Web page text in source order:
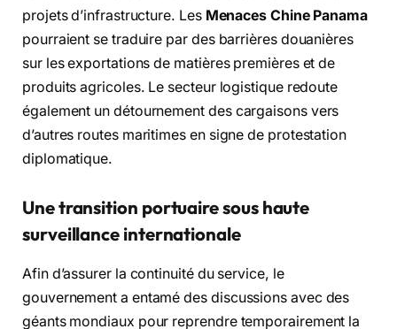
projets d’infrastructure. Les Menaces Chine Panama
pourraient se traduire par des barrières douanières
sur les exportations de matières premières et de
produits agricoles. Le secteur logistique redoute
également un détournement des cargaisons vers
d’autres routes maritimes en signe de protestation
diplomatique.
Une transition portuaire sous haute
surveillance internationale
Afin d’assurer la continuité du service, le
gouvernement a entamé des discussions avec des
géants mondiaux pour reprendre temporairement la